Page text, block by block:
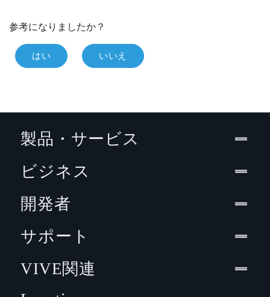
参考になりましたか？
はい いいえ
製品・サービス
ビジネス
開発者
サポート
VIVE関連